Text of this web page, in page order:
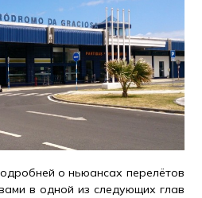
о ньюансах перелётов
в одной из следующих глав